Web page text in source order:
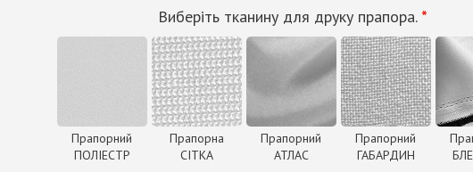
Виберіть тканину для друку прапора. *
Прапорний
ПОЛІЕСТР
Прапорна
СІТКА
Прапорний
АТЛАС
Прапорний
ГАБАРДИН